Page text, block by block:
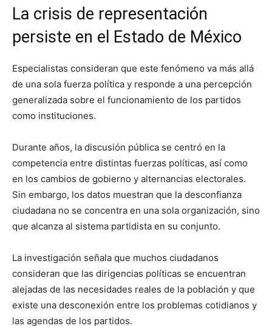
La crisis de representación
persiste en el Estado de México
Especialistas consideran que este fenómeno va más allá
de una sola fuerza política y responde a una percepción
generalizada sobre el funcionamiento de los partidos
como instituciones.
Durante años, la discusión pública se centró en la
competencia entre distintas fuerzas políticas, así como
en los cambios de gobierno y alternancias electorales.
Sin embargo, los datos muestran que la desconfianza
ciudadana no se concentra en una sola organización, sino
que alcanza al sistema partidista en su conjunto.
La investigación señala que muchos ciudadanos
consideran que las dirigencias políticas se encuentran
alejadas de las necesidades reales de la población y que
existe una desconexión entre los problemas cotidianos y
las agendas de los partidos.